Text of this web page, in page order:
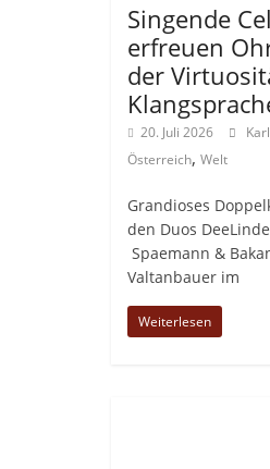
Singende
erfreuen
der
20. Juli 2026
Österreich, Welt
Grandioses
den Duos
Spaemann &
Valtanbauer im
Weiterlesen